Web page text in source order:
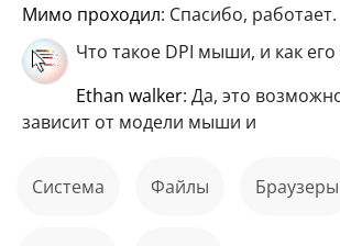
мимо проходил: Спасибо, работает.
Что такое DPI мыши, и как его
ethan walker: Да, это
зависит от модели мыши и
Система файлы Браузеры